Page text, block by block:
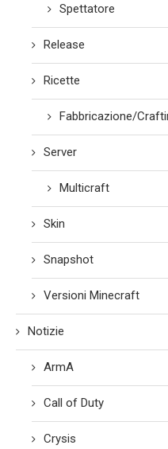
Spettatore
Release
Ricette
Fabbricazione/
Server
Multicraft
Skin
Snapshot
Versioni Minecraft
Notizie
ArmA
Call of Duty
Crysis